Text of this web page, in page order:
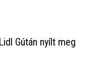
Gútán nyílt meg